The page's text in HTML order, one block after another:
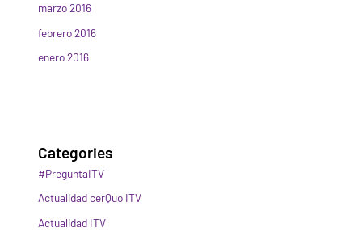
marzo 2016
febrero 2016
enero 2016
Categories
#PreguntaITV
Actualidad cerQuo ITV
Actualidad ITV